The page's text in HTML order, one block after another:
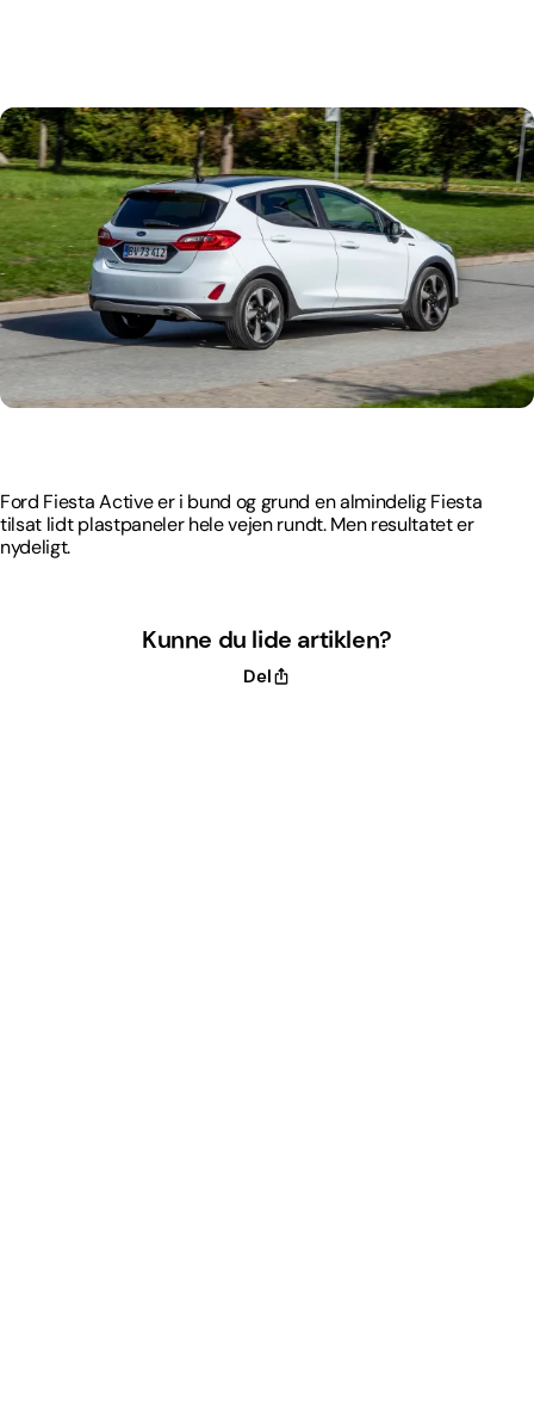
Ford Fiesta Active er i bund og grund en almindelig Fiesta
tilsat lidt plastpaneler hele vejen rundt. Men resultatet er
nydeligt.
Kunne du lide artiklen?
Del